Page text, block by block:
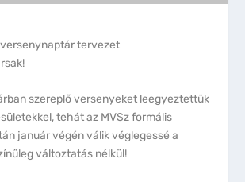
versenynaptár tervezet
szereplő versenyeket leegyeztettük
tehát az MVSz formális
január végén válik véglegessé a
változtatás nélkül!